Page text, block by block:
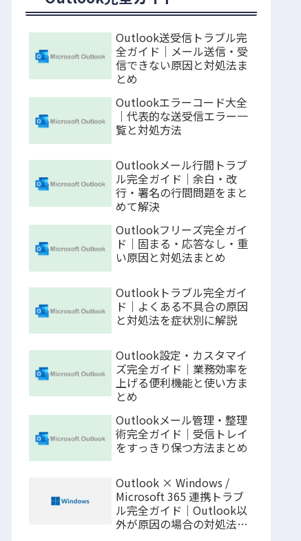
Outlook送受信トラブル完
全ガイド｜メール送信・受
信できない原因と対処法ま
とめ
Outlookエラーコード大全
｜代表的な送受信エラー一
覧と対処方法
Outlookメール行間トラブ
ル完全ガイド｜余白・改
行・署名の行間問題をまと
めて解決
Outlookフリーズ完全ガイ
ド｜固まる・応答なし・重
い原因と対処法まとめ
Outlookトラブル完全ガイ
ド｜よくある不具合の原因
と対処法を症状別に解説
Outlook設定・カスタマイ
ズ完全ガイド｜業務効率を
上げる便利機能と使い方ま
とめ
Outlookメール管理・整理
術完全ガイド｜受信トレイ
をすっきり保つ方法まとめ
Outlook × Windows /
Microsoft 365 連携トラブ
ル完全ガイド｜Outlook以
外が原因の場合の対処法ま